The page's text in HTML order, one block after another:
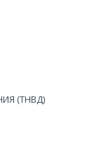
(ТНВД)